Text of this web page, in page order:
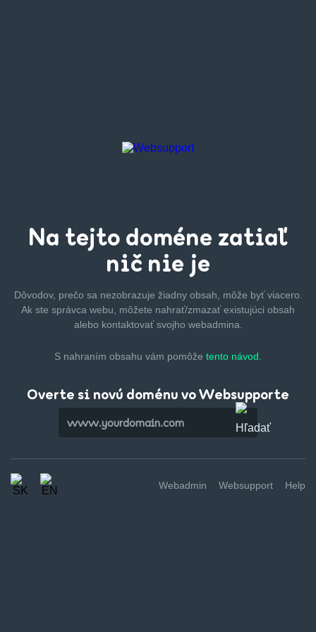
Na tejto doméne zatiaľ
nič nie je
Dôvodov, prečo sa nezobrazuje žiadny obsah, môže byťviacero.
Ak ste správca webu, môžete nahrať/zmazaťexistujúci obsah
alebo kontaktovať svojho webadmina.
S nahraním obsahu vám pomôže tento návod.
Overte si novú doménu vo Websupporte
Webadmin Websupport Help